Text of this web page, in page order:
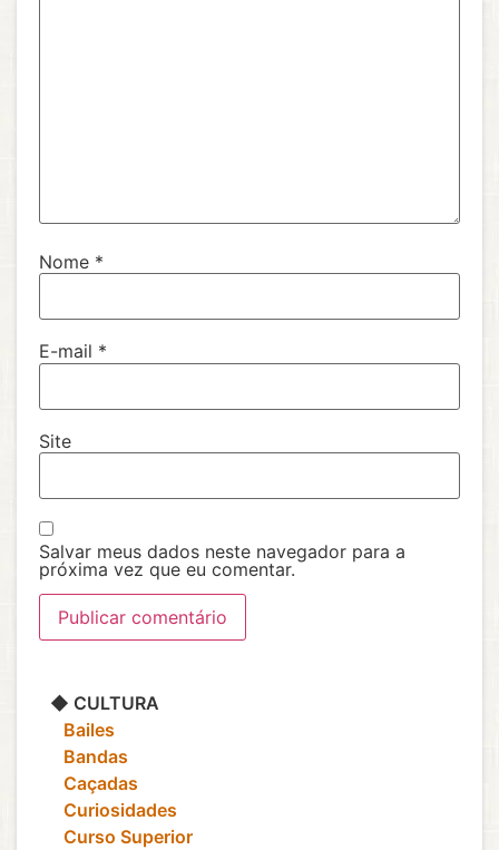
Nome *
E-mail *
Site
Salvar meus dados neste navegador para a
próxima vez que eu comentar.
◆ CULTURA
‎ ‎ ‎ Bailes
‎ ‎ ‎ Bandas
‎ ‎ ‎ Caçadas
‎ ‎ ‎ Curiosidades
‎ ‎ ‎ Curso Superior